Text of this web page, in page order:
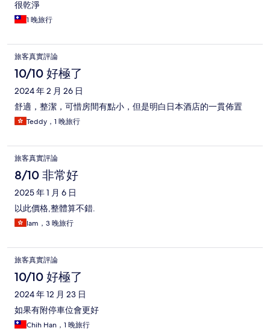
很乾淨
1 晚旅行
旅客真實評論
10/10 好極了
2024 年 2 月 26 日
舒適，整潔，可惜房間有點小，但是明白日本酒店的一貫佈置
Teddy，1 晚旅行
旅客真實評論
8/10 非常好
2025 年 1 月 6 日
以此價格,整體算不錯.
lam，3 晚旅行
旅客真實評論
10/10 好極了
2024 年 12 月 23 日
如果有附停車位會更好
Chih Han，1 晚旅行